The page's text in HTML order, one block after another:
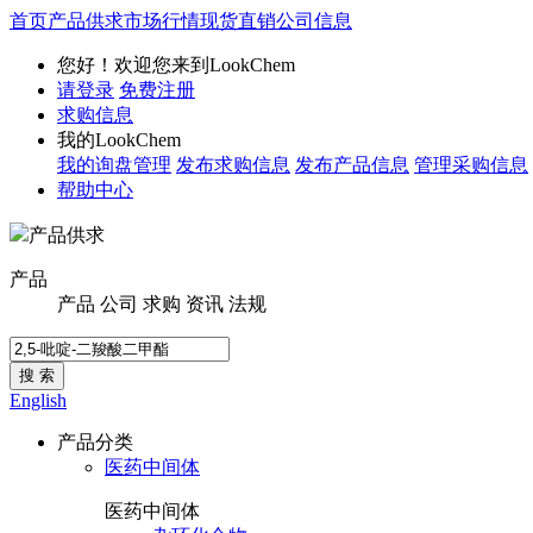
首页产品供求市场行情现货直销公司信息
您好！欢迎您来到LookChem
请登录 免费注册
求购信息
我的LookChem
我的询盘管理 发布求购信息 发布产品信息 管理采购信息
帮助中心
产品供求
产品
产品 公司 求购 资讯 法规
搜 索
English
产品分类
医药中间体
医药中间体